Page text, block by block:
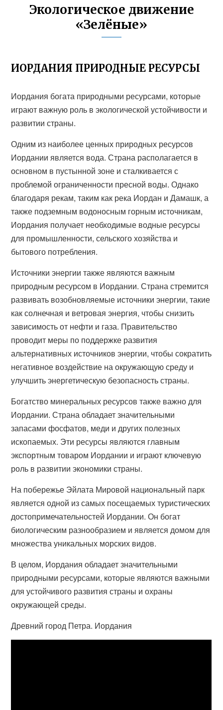
Экологическое движение
«Зелёные»
ИОРДАНИЯ ПРИРОДНЫЕ РЕСУРСЫ
Иордания богата природными ресурсами, которые
играют важную роль в экологической устойчивости и
развитии страны.
Одним из наиболее ценных природных ресурсов
Иордании является вода. Страна располагается в
основном в пустынной зоне и сталкивается с
проблемой ограниченности пресной воды. Однако
благодаря рекам, таким как река Иордан и Дамашк, а
также подземным водоносным горным источникам,
Иордания получает необходимые водные ресурсы
для промышленности, сельского хозяйства и
бытового потребления.
Источники энергии также являются важным
природным ресурсом в Иордании. Страна стремится
развивать возобновляемые источники энергии, такие
как солнечная и ветровая энергия, чтобы снизить
зависимость от нефти и газа. Правительство
проводит меры по поддержке развития
альтернативных источников энергии, чтобы сократить
негативное воздействие на окружающую среду и
улучшить энергетическую безопасность страны.
Богатство минеральных ресурсов также важно для
Иордании. Страна обладает значительными
запасами фосфатов, меди и других полезных
ископаемых. Эти ресурсы являются главным
экспортным товаром Иордании и играют ключевую
роль в развитии экономики страны.
На побережье Эйлата Мировой национальный парк
является одной из самых посещаемых туристических
достопримечательностей Иордании. Он богат
биологическим разнообразием и является домом для
множества уникальных морских видов.
В целом, Иордания обладает значительными
природными ресурсами, которые являются важными
для устойчивого развития страны и охраны
окружающей среды.
Древний город Петра. Иордания